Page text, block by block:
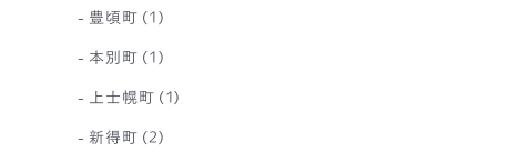
豊頃町 (1)
本別町 (1)
上士幌町 (1)
新得町 (2)